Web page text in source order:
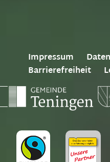
Impressum
Barrierefreiheit